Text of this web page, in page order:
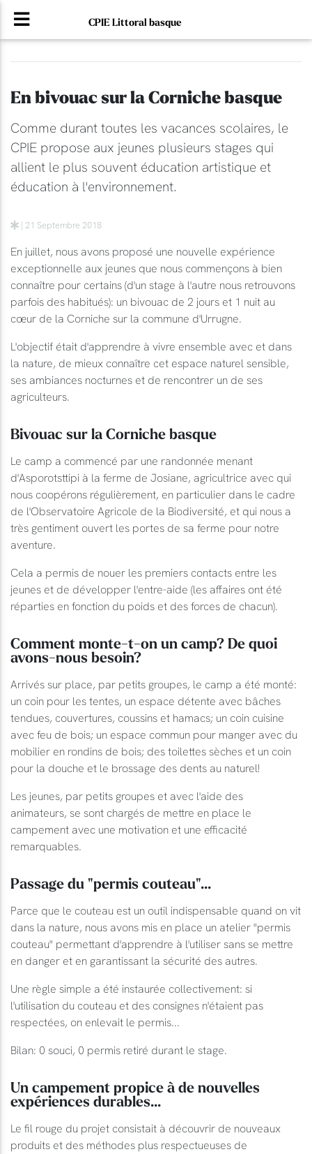
CPIE Littoral basque
En bivouac sur la Corniche basque
Comme durant toutes les vacances scolaires, le
CPIE propose aux jeunes plusieurs stages qui
allient le plus souvent éducation artistique et
éducation à l'environnement.
| 21 Septembre 2018
En juillet, nous avons proposé une nouvelle expérience
exceptionnelle aux jeunes que nous commençons à bien
connaître pour certains (d'un stage à l'autre nous retrouvons
parfois des habitués): un bivouac de 2 jours et 1 nuit au
cœur de la Corniche sur la commune d'Urrugne.
L'objectif était d'apprendre à vivre ensemble avec et dans
la nature, de mieux connaître cet espace naturel sensible,
ses ambiances nocturnes et de rencontrer un de ses
agriculteurs.
Bivouac sur la Corniche basque
Le camp a commencé par une randonnée menant
d'Asporotsttipi à la ferme de Josiane, agricultrice avec qui
nous coopérons régulièrement, en particulier dans le cadre
de l'Observatoire Agricole de la Biodiversité, et qui nous a
très gentiment ouvert les portes de sa ferme pour notre
aventure.
Cela a permis de nouer les premiers contacts entre les
jeunes et de développer l'entre-aide (les affaires ont été
réparties en fonction du poids et des forces de chacun).
Comment monte-t-on un camp? De quoi
avons-nous besoin?
Arrivés sur place, par petits groupes, le camp a été monté:
un coin pour les tentes, un espace détente avec bâches
tendues, couvertures, coussins et hamacs; un coin cuisine
avec feu de bois; un espace commun pour manger avec du
mobilier en rondins de bois; des toilettes sèches et un coin
pour la douche et le brossage des dents au naturel!
Les jeunes, par petits groupes et avec l'aide des
animateurs, se sont chargés de mettre en place le
campement avec une motivation et une efficacité
remarquables.
Passage du "permis couteau"...
Parce que le couteau est un outil indispensable quand on vit
dans la nature, nous avons mis en place un atelier "permis
couteau" permettant d'apprendre à l'utiliser sans se mettre
en danger et en garantissant la sécurité des autres.
Une règle simple a été instaurée collectivement: si
l'utilisation du couteau et des consignes n'étaient pas
respectées, on enlevait le permis...
Bilan: 0 souci, 0 permis retiré durant le stage.
Un campement propice à de nouvelles
expériences durables...
Le fil rouge du projet consistait à découvrir de nouveaux
produits et des méthodes plus respectueuses de